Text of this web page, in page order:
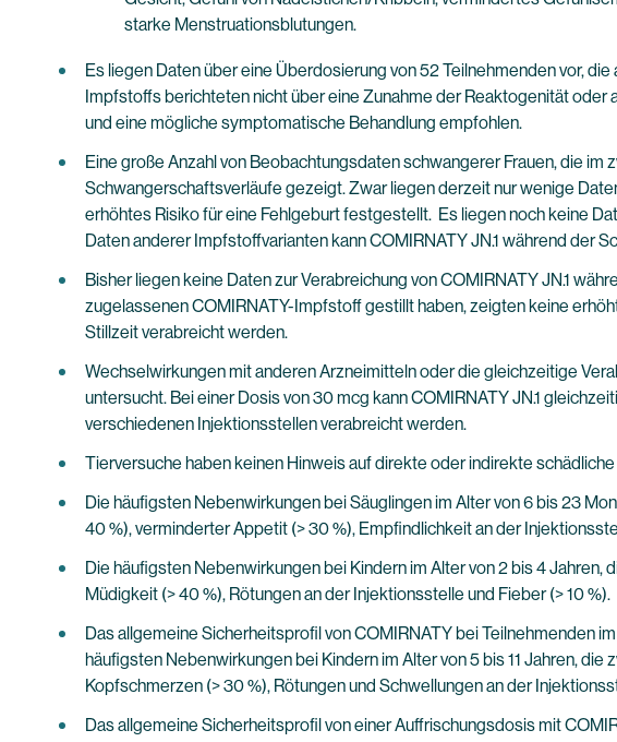
starke Menstruationsblutungen.
Es liegen Daten über eine Überdosierung von 52 Teilnehmenden vor,
Impfstoffs berichteten nicht über eine Zunahme der Reaktogenität
und eine mögliche symptomatische Behandlung empfohlen.
Eine große Anzahl von Beobachtungsdaten schwangerer Frauen, die
Schwangerschaftsverläufe gezeigt. Zwar liegen derzeit nur wenige
erhöhtes Risiko für eine Fehlgeburt festgestellt. Es liegen noch keine
Daten anderer Impfstoffvarianten kann COMIRNATY JN.1 während der
Bisher liegen keine Daten zur Verabreichung von COMIRNATY JN.1
zugelassenen COMIRNATY-Impfstoff gestillt haben, zeigten keine
Stillzeit verabreicht werden.
Wechselwirkungen mit anderen Arzneimitteln oder die gleichzeitige
untersucht. Bei einer Dosis von 30 mcg kann COMIRNATY JN.1
verschiedenen Injektionsstellen verabreicht werden.
Tierversuche haben keinen Hinweis auf direkte oder indirekte
Die häufigsten Nebenwirkungen bei Säuglingen im Alter von 6 bis 23
40 %), verminderter Appetit (> 30 %), Empfindlichkeit an der
Die häufigsten Nebenwirkungen bei Kindern im Alter von 2 bis 4
Müdigkeit (> 40 %), Rötungen an der Injektionsstelle und Fieber (> 10 %).
Das allgemeine Sicherheitsprofil von COMIRNATY bei Teilnehmenden
häufigsten Nebenwirkungen bei Kindern im Alter von 5 bis 11 Jahren,
Kopfschmerzen (> 30 %), Rötungen und Schwellungen an der
Das allgemeine Sicherheitsprofil von einer Auffrischungsdosis mit